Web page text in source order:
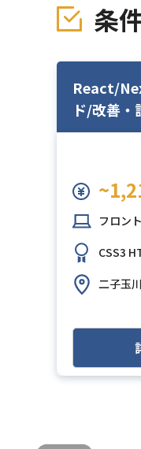
条
React/
ド/改善
バイル事
フロン
CSS3
二子玉川